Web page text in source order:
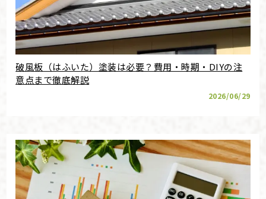
破風板（はふいた）塗装は必要？費用・時期・DIYの注
意点まで徹底解説
2026/06/29